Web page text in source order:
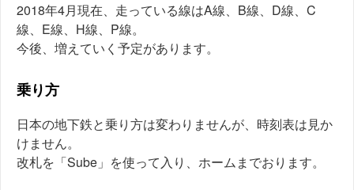
2018年4月現在、走っている線はA線、B線、D線、C
線、E線、H線、P線。
今後、増えていく予定があります。
乗り方
日本の地下鉄と乗り方は変わりませんが、時刻表は見か
けません。
改札を「Sube」を使って入り、ホームまでおります。